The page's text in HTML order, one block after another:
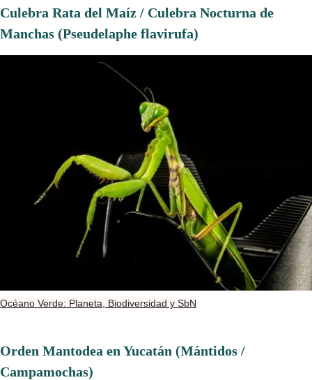
Culebra Rata del Maíz / Culebra Nocturna de
Manchas (Pseudelaphe flavirufa)
Océano Verde: Planeta, Biodiversidad y SbN
Orden Mantodea en Yucatán (Mántidos /
Campamochas)